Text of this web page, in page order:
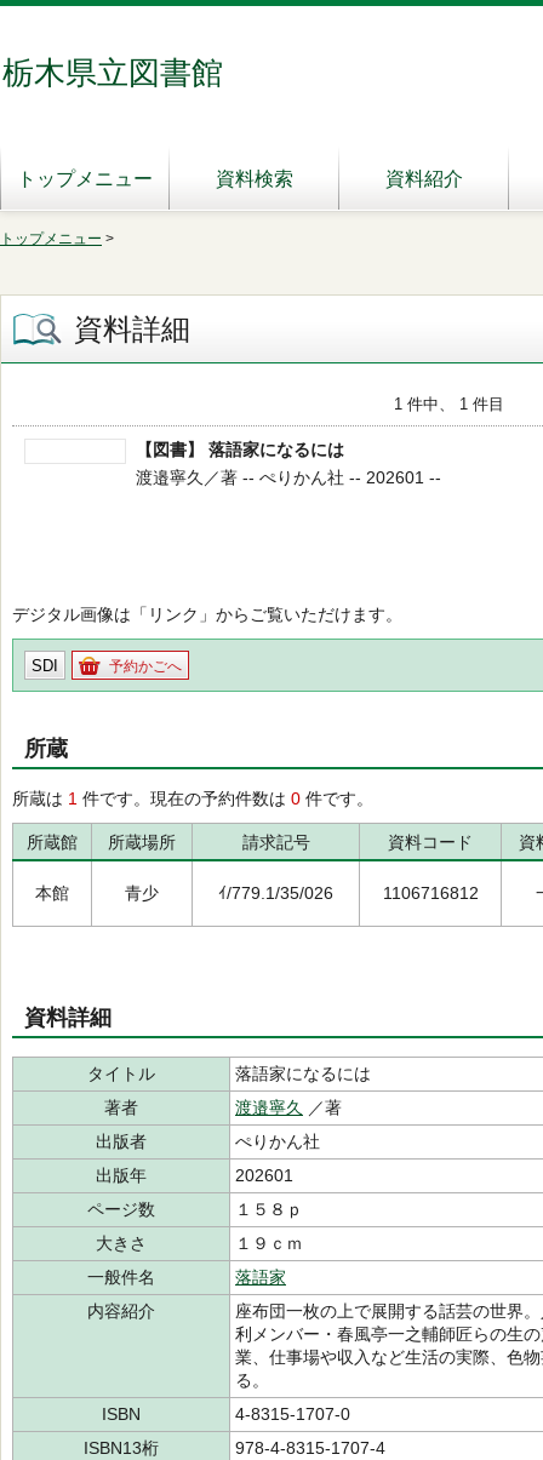
栃木県立図書館
トップメニュー 資料検索 資料紹介
トップメニュー >
資料詳細
1 件中、 1 件目
【図書】 落語家になるには
渡邉寧久／著 -- ぺりかん社 -- 202601 --
デジタル画像は「リンク」からご覧いただけます。
SDI 予約かごへ
所蔵
所蔵は 1 件です。現在の予約件数は 0 件です。
所蔵館 所蔵場所 請求記号 資料コード 資
本館 青少 ｲ/779.1/35/026 1106716812
資料詳細
タイトル
落語家になるには
著者
渡邉寧久
／著
出版者
ぺりかん社
出版年
202601
ページ数
１５８ｐ
大きさ
１９ｃｍ
一般件名
落語家
内容紹介
座布団一枚の上で展開する話芸の世界
利メンバー・春風亭一之輔師匠らの生
業、仕事場や収入など生活の実際、色
る。
ISBN
4-8315-1707-0
ISBN13桁
978-4-8315-1707-4